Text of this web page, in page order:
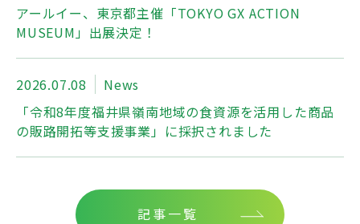
アールイー、東京都主催「TOKYO GX ACTION
MUSEUM」出展決定！
2026.07.08
News
「令和8年度福井県嶺南地域の食資源を活用した商品
の販路開拓等支援事業」に採択されました
記事一覧